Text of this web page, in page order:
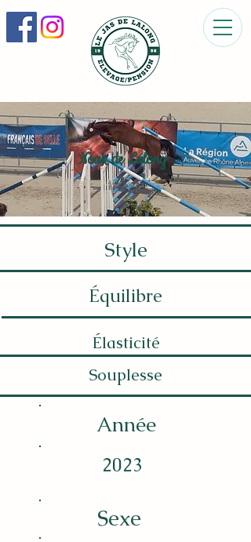
Noak de Lalong
Style
Équilibre
Élasticité
Souplesse
Année
2023
Sexe